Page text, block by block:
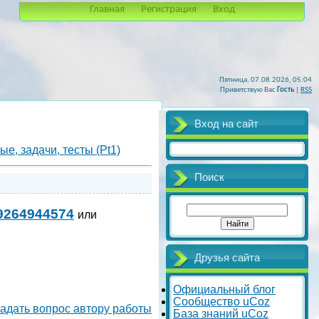
Пятница, 07.08.2026, 05:04
Приветствую Вас Гость RSS
Главная Регистрация Вход
задачи, тесты (Pt1)
или
вопрос автору работы
Вход на сайт
Поиск
Друзья сайта
Официальный блог
Сообщество uCoz
База знаний uCoz